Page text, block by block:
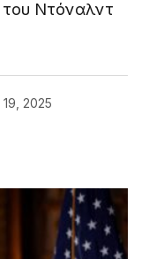
του Ντόναλντ
2025